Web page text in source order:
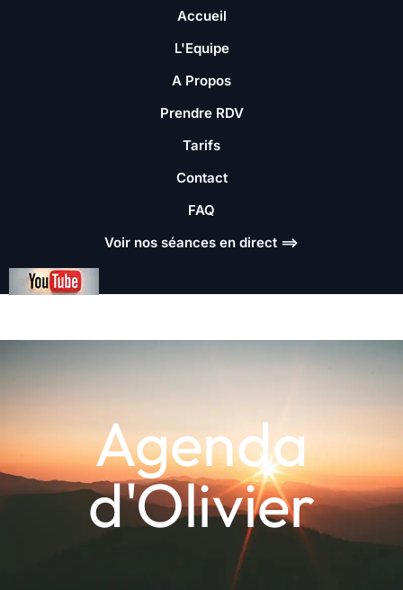
Accueil
L'Equipe
A Propos
Prendre RDV
Tarifs
Contact
FAQ
Voir nos séances en direct ==>
Agenda
d'Olivier